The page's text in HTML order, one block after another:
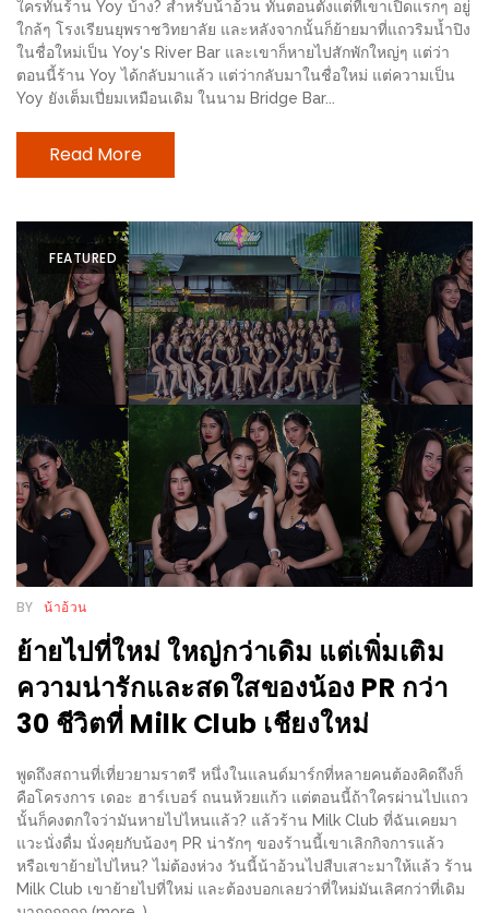
เด็ด
สำหรับ
คุณ
ที่รัก
2560
สบาย
ใจ๋…
สไตล์
นิมมาน
(ดี
คอน
โด
นิม)
เชียงใหม่
ส่วนลด
พิเศษ
ร้าน
ใน
เชียงใหม่
หนาว
นัก
ใช่
ไหม?
แวะ
ไป
ใครทันร้าน Yoy บ้าง? สำหรับน้าอ้วน ทันตอนตั้งแต่ที่เขาเปิดแรกๆ อยู่
ใกล้ๆ โรงเรียนยุพราชวิทยาลัย และหลังจากนั้นก็ย้ายมาที่แถวริมน้ำปิง
ในชื่อใหม่เป็น Yoy's River Bar และเขาก็หายไปสักพักใหญ่ๆ แต่ว่า
ตอนนี้ร้าน Yoy ได้กลับมาแล้ว แต่ว่ากลับมาในชื่อใหม่ แต่ความเป็น
Yoy ยังเต็มเปี่ยมเหมือนเดิม ในนาม Bridge Bar...
Read More
FEATURED
BY น้าอ้วน
ย้ายไปที่ใหม่ ใหญ่กว่าเดิม แต่เพิ่มเติม
ความน่ารักและสดใสของน้อง PR กว่า
30 ชีวิตที่ Milk Club เชียงใหม่
พูดถึงสถานที่เที่ยวยามราตรี หนึ่งในแลนด์มาร์กที่หลายคนต้องคิดถึงก็
คือโครงการ เดอะ ฮาร์เบอร์ ถนนห้วยแก้ว แต่ตอนนี้ถ้าใครผ่านไปแถว
นั้นก็คงตกใจว่ามันหายไปไหนแล้ว? แล้วร้าน Milk Club ที่ฉันเคยมา
แวะนั่งดื่ม นั่งคุยกับน้องๆ PR น่ารักๆ ของร้านนี้เขาเลิกกิจการแล้ว
หรือเขาย้ายไปไหน? ไม่ต้องห่วง วันนี้น้าอ้วนไปสืบเสาะมาให้แล้ว ร้าน
Milk Club เขาย้ายไปที่ใหม่ และต้องบอกเลยว่าที่ใหม่มันเลิศกว่าที่เดิม